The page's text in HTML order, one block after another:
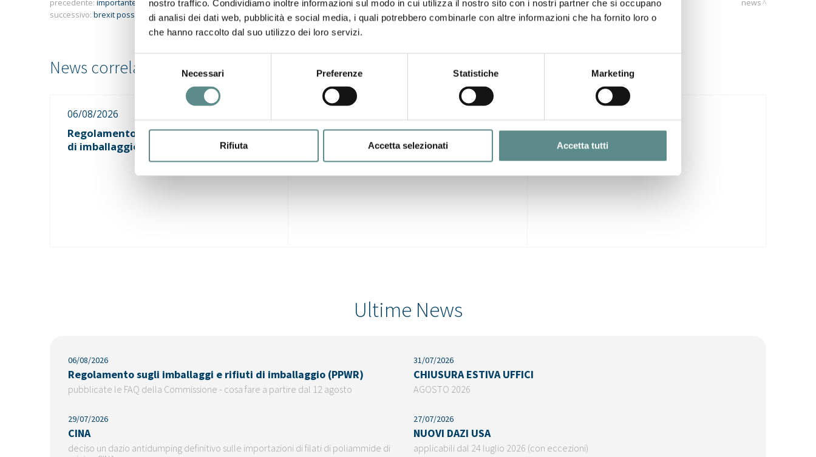
nostro traffico. Condividiamo inoltre informazioni sul modo in cui utilizza il nostro sito con i nostri partner che si occupano
di analisi dei dati web, pubblicità e social media, i quali potrebbero combinarle con altre informazioni che ha fornito loro o
che hanno raccolto dal suo utilizzo dei loro servizi.
del
Necessari Preferenze Statistiche Marketing
Rifiuta Accetta selezionati Accetta tutti
precedente: importante - eur 1
successivo: brexit possibili scenari dal 1° gennaio 2021
news
06/08/2026
Regolamento sugli imballaggi e rifiuti
di imballaggio (PPWR)
CHIUSURA ESTIVA UFFICI CINA
Ultime News
06/08/2026
Regolamento sugli imballaggi e rifiuti di imballaggio (PPWR)
pubblicate le FAQ della Commissione - cosa fare a partire dal 12 agosto
31/07/2026
CHIUSURA ESTIVA UFFICI
AGOSTO 2026
29/07/2026
CINA
deciso un dazio antidumping definitivo sulle importazioni di filati di poliammide di
27/07/2026
NUOVI DAZI USA
applicabili dal 24 luglio 2026 (con eccezioni)